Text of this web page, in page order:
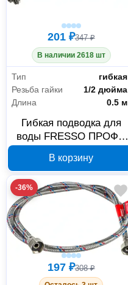
201 ₽347 ₽
В наличии 2618 шт
Тип
гибкая
Резьба гайки
1/2 дюйма
Длина
0.5 м
Гибкая подводка для
воды FRESSO ПРОФФ
0,5 м
В корзину
-36%
197 ₽308 ₽